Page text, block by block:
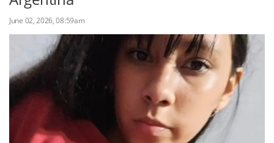
×
June 02, 2026, 08:59am